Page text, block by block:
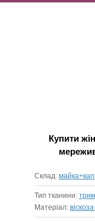
Купити
Склад:
Тип тканини:
Матеріал: